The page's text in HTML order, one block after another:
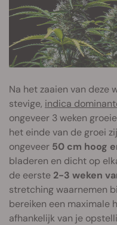
Na het zaaien van deze
stevige, indica
ongeveer 3 weken
het einde van de groei
ongeveer 50 cm hoog
bladeren en dicht op
de eerste 2-3 weken
stretching waarnemen
bereiken een maximale
afhankelijk van je